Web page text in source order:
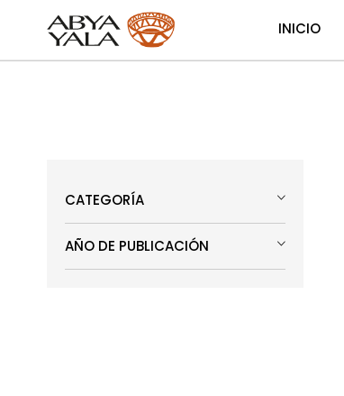
INICIO
CATEGORÍA
AÑO DE PUBLICACIÓN